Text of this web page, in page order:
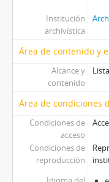
Institución
archivística
Área de contenido y
Alcance y
contenido
Área de condiciones
Condiciones de
acceso
Condiciones de
reproducción